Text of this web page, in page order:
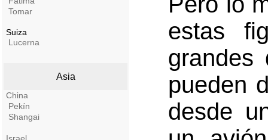
Tomar
Suiza
Lucerna
Asia
China
Pekín
Shangai
estas
grandes
pueden
desde